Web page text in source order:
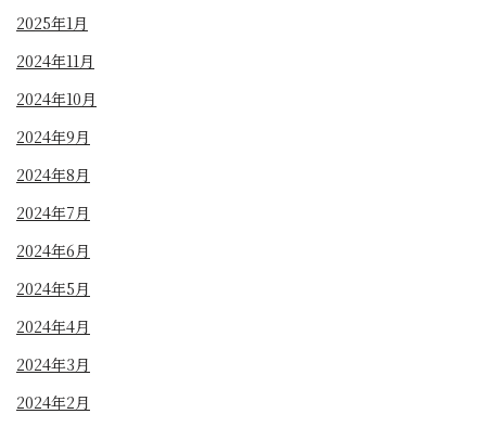
2025年1月
2024年11月
2024年10月
2024年9月
2024年8月
2024年7月
2024年6月
2024年5月
2024年4月
2024年3月
2024年2月